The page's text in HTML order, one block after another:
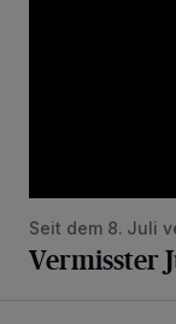
Seit dem 8. Juli
Vermisster